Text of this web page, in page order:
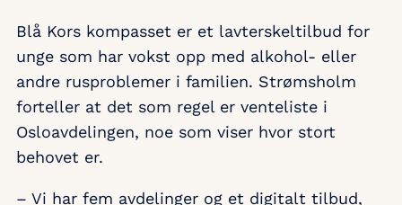
Blå Kors kompasset er et lavterskeltilbud for
unge som har vokst opp med alkohol- eller
andre rusproblemer i familien. Strømsholm
forteller at det som regel er venteliste i
Osloavdelingen, noe som viser hvor stort
behovet er.
– Vi har fem avdelinger og et digitalt tilbud,